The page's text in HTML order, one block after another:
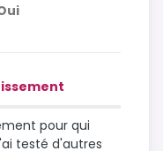
pour qui
testé d'autres